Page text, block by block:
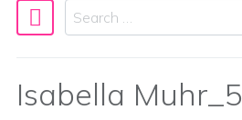
Main Navigation
Search
Isabella Muhr_5